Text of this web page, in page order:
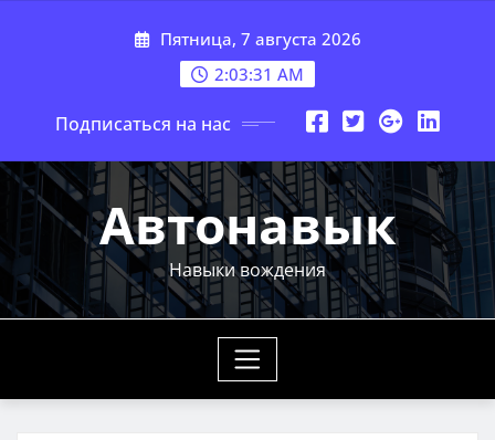
Пятница, 7 августа 2026
2:03:32 AM
Подписаться на нас
Автонавык
Навыки вождения